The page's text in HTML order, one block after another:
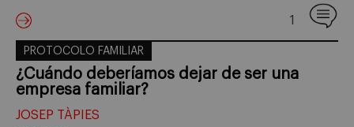
1
PROTOCOLO FAMILIAR
¿Cuándo deberíamos dejar de ser una
empresa familiar?
JOSEP TÀPIES